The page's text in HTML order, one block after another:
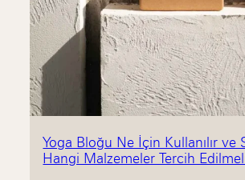
Yoga Bloğu Ne İçin Kullanılır ve
Hangi Malzemeler Tercih